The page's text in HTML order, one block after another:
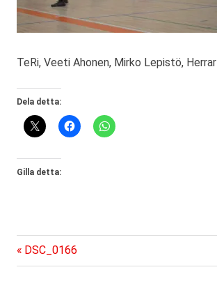
TeRi, Veeti Ahonen, Mirko Lepistö, Herrar
Dela detta:
Gilla detta:
Inläggsnavigering
Föregående
inlägg:
DSC_0166